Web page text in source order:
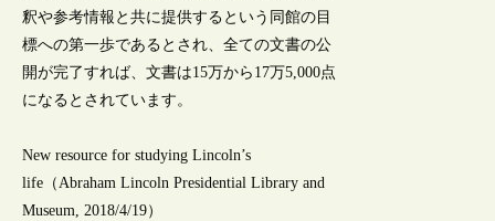
釈や参考情報と共に提供するという同館の目
標への第一歩であるとされ、全ての文書の公
開が完了すれば、文書は15万から17万5,000点
になるとされています。
New resource for studying Lincoln’s
life（Abraham Lincoln Presidential Library and
Museum, 2018/4/19）